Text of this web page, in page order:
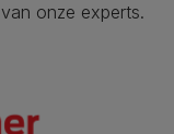
onze experts.